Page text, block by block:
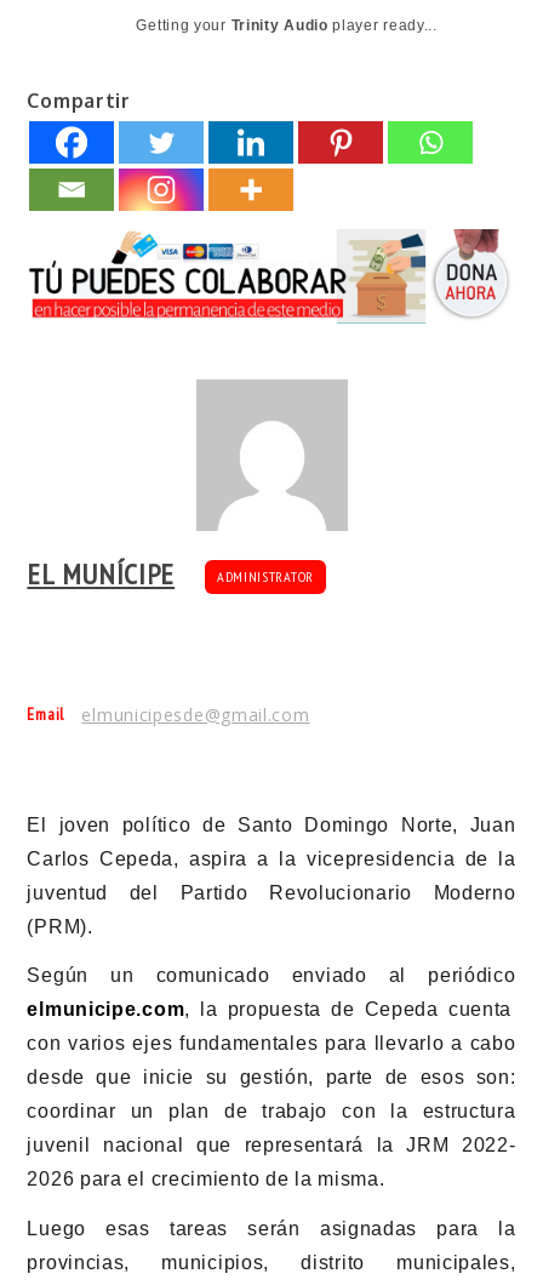
Getting your Trinity Audio player ready...
Compartir
EL MUNÍCIPE ADMINISTRATOR
Email elmunicipesde@gmail.com
El joven político de Santo Domingo Norte, Juan
Carlos Cepeda, aspira a la vicepresidencia de la
juventud del Partido Revolucionario Moderno
(PRM).
Según un comunicado enviado al periódico
elmunicipe.com, la propuesta de Cepeda cuenta
con varios ejes fundamentales para llevarlo a cabo
desde que inicie su gestión, parte de esos son:
coordinar un plan de trabajo con la estructura
juvenil nacional que representará la JRM 2022-
2026 para el crecimiento de la misma.
Luego esas tareas serán asignadas para la
provincias, municipios, distrito municipales,